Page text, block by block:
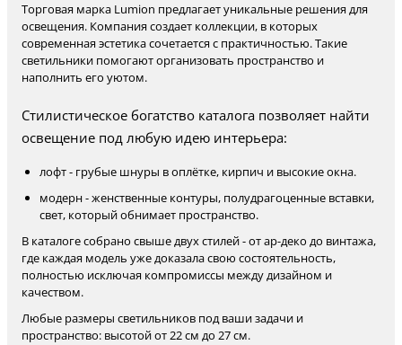
Торговая марка Lumion предлагает уникальные решения для
освещения. Компания создает коллекции, в которых
современная эстетика сочетается с практичностью. Такие
светильники помогают организовать пространство и
наполнить его уютом.
Стилистическое богатство каталога позволяет найти
освещение под любую идею интерьера:
лофт - грубые шнуры в оплётке, кирпич и высокие окна.
модерн - женственные контуры, полудрагоценные вставки,
свет, который обнимает пространство.
В каталоге собрано свыше двух стилей - от ар-деко до винтажа,
где каждая модель уже доказала свою состоятельность,
полностью исключая компромиссы между дизайном и
качеством.
Любые размеры светильников под ваши задачи и
пространство: высотой от 22 см до 27 см.